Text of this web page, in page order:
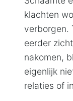
klachten
verborgen.
eerder
nakomen,
eigenlijk
relaties of